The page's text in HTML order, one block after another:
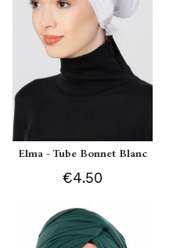
Elma - Tube Bonnet Blanc
€4.50